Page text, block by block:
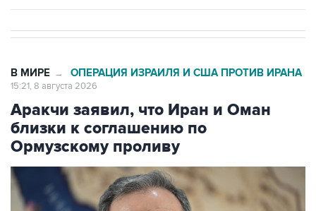
В МИРЕ → ОПЕРАЦИЯ ИЗРАИЛЯ И США ПРОТИВ ИРАНА
15:21, 8 августа 2026
Аракчи заявил, что Иран и Оман
близки к соглашению по
Ормузскому проливу